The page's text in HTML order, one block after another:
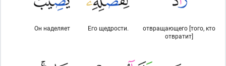
отвращающего [того, кто
отвратит]
Его щедрости.
Он наделяет